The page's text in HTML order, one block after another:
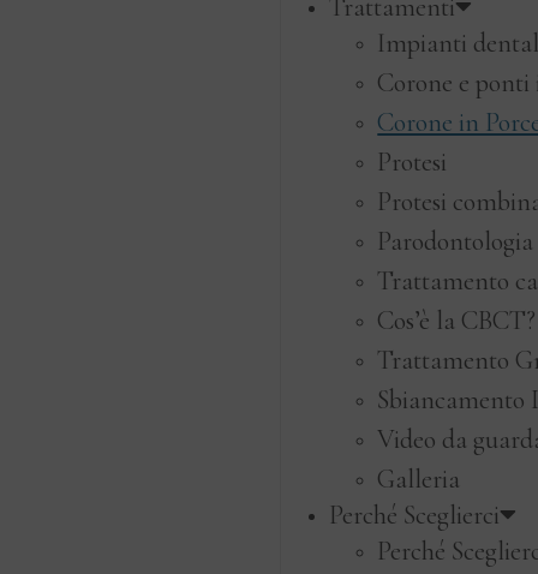
Trattamenti
Impianti
Corone e
Corone in
Protesi
Protesi
Parodontologia
Trattamento
Cos’è la CBCT?
Trattamento
Sbiancamento
Video da
Galleria
Perché Sceglierci
Perché